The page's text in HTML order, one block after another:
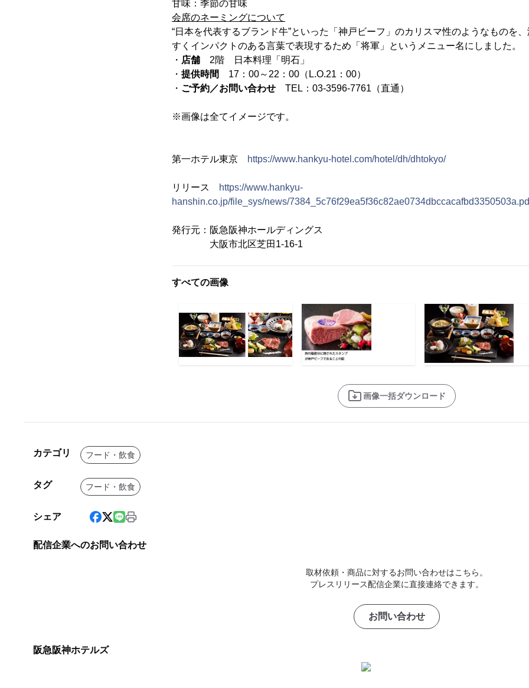
甘味：季節の甘味
会席のネーミングについて
“日本を代表するブランド牛”といった「神戸ビーフ」のカリスマ性のようなものを
すくインパクトのある言葉で表現するため「将軍」というメニュー名にしました。
・ 店舗 2階 日本料理「明石」
・ 提供時間
17：00～22：00（L.O.21：00）
・ ご予約／お問い合わせ TEL：03-3596-7761（直通）
※画像は全てイメージです。
第一ホテル東京 https://www.hankyu-hotel.com/hotel/dh/dhtokyo/
リリース
https://www.hankyu-
hanshin.co.jp/file_sys/news/
発行元：阪急阪神ホールディングス
大阪市北区芝田1-16-1
すべての画像
画像一括ダウンロード
カテゴリ フード・飲食
タグ フード・飲食
シェア
配信企業へのお問い合わせ
取材依頼・商品に対するお問い合わせはこちら。
プレスリリース配信企業に直接連絡できます。
お問い合わせ
阪急阪神ホテルズ